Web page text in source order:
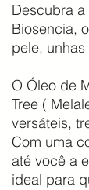
Descubra
Biosencia,
pele,
O Óleo de
Tree (
versáteis,
Com uma
até você a
ideal para